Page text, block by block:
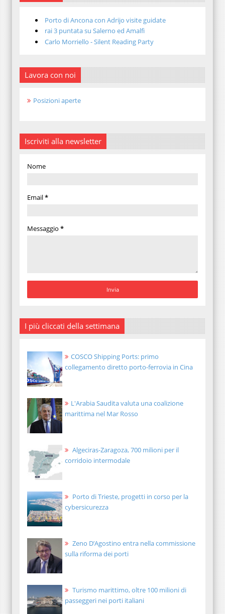
Porto di Ancona con Adrijo visite guidate
rai 3 puntata su Salerno ed Amalfi
Carlo Morriello - Silent Reading Party
Lavora con noi
Posizioni aperte
Iscriviti alla newsletter
Nome
Email*
Messaggio *
I più cliccati della settimana
COSCO Shipping Ports: primo
collegamento diretto porto-ferrovia in Cina
L'Arabia Saudita valuta una coalizione
marittima nel Mar Rosso
Algeciras-Zaragoza, 700 milioni per il
corridoio intermodale
Porto di Trieste, progetti in corso per la
cybersicurezza
Zeno D’Agostino entra nella commissione
sulla riforma dei porti
Turismo marittimo, oltre 100 milioni di
passeggeri nei porti italiani